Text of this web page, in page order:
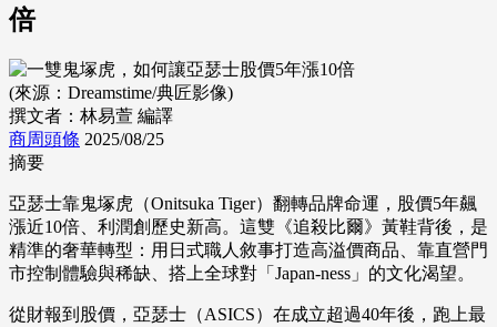
倍
(來源：Dreamstime/典匠影像)
撰文者：林易萱 編譯
商周頭條 2025/08/25
摘要
亞瑟士靠鬼塚虎（Onitsuka Tiger）翻轉品牌命運，股價5年飆
漲近10倍、利潤創歷史新高。這雙《追殺比爾》黃鞋背後，是
精準的奢華轉型：用日式職人敘事打造高溢價商品、靠直營門
市控制體驗與稀缺、搭上全球對「Japan-ness」的文化渴望。
從財報到股價，亞瑟士（ASICS）在成立超過40年後，跑上最